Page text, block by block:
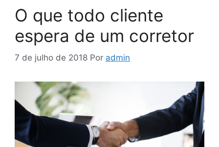
O que todo cliente
espera de um corretor
7 de julho de 2018 Por admin